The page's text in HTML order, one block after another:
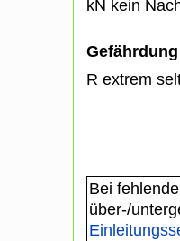
kN kein
R extrem
Bei
über-/